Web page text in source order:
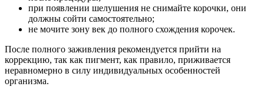
при появлении шелушения не снимайте корочки, они
должны сойти самостоятельно;
не мочите зону век до полного схождения корочек.
После полного заживления рекомендуется прийти на
коррекцию, так как пигмент, как правило, приживается
неравномерно в силу индивидуальных особенностей
организма.